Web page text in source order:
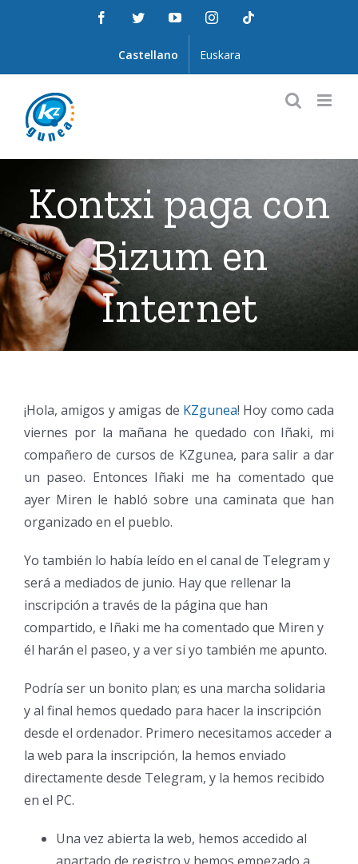
FacebookTwitterYouTubeInstagram
Castellano Euskara
Kontxi paga con
Bizum en
Internet
¡Hola, amigos y amigas de KZgunea! Hoy como cada
viernes por la mañana he quedado con Iñaki, mi
compañero de cursos de KZgunea, para salir a dar
un paseo. Entonces Iñaki me ha comentado que
ayer Miren le habló sobre una caminata que han
organizado en el pueblo.
Yo también lo había leído en el canal de Telegram y
será a mediados de junio. Hay que rellenar la
inscripción a través de la página que han
compartido, e Iñaki me ha comentado que Miren y
él harán el paseo, y a ver si yo también me apunto.
Podría ser un bonito plan; es una marcha solidaria
y al final hemos quedado para hacer la inscripción
desde el ordenador. Primero necesitamos acceder a
la web para la inscripción, la hemos enviado
directamente desde Telegram, y la hemos recibido
en el PC.
Una vez abierta la web, hemos accedido al